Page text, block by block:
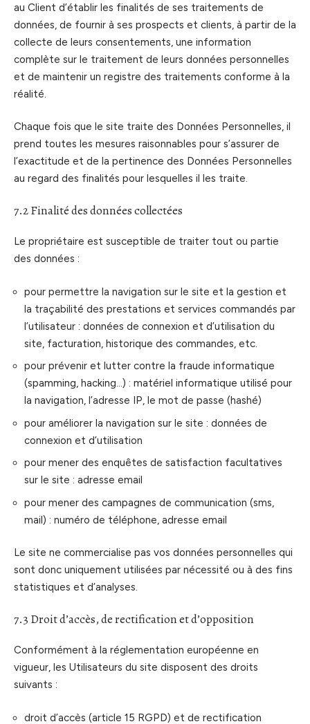
au Client d’établir les finalités de ses traitements de
données, de fournir à ses prospects et clients, à partir de la
collecte de leurs consentements, une information
complète sur le traitement de leurs données personnelles
et de maintenir un registre des traitements conforme à la
réalité.
Chaque fois que le site traite des Données Personnelles, il
prend toutes les mesures raisonnables pour s’assurer de
l’exactitude et de la pertinence des Données Personnelles
au regard des finalités pour lesquelles il les traite.
7.2 Finalité des données collectées
Le propriétaire est susceptible de traiter tout ou partie
des données :
pour permettre la navigation sur le site et la gestion et
la traçabilité des prestations et services commandés par
l’utilisateur : données de connexion et d’utilisation du
site, facturation, historique des commandes, etc.
pour prévenir et lutter contre la fraude informatique
(spamming, hacking…) : matériel informatique utilisé pour
la navigation, l’adresse IP, le mot de passe (hashé)
pour améliorer la navigation sur le site : données de
connexion et d’utilisation
pour mener des enquêtes de satisfaction facultatives
sur le site : adresse email
pour mener des campagnes de communication (sms,
mail) : numéro de téléphone, adresse email
Le site ne commercialise pas vos données personnelles qui
sont donc uniquement utilisées par nécessité ou à des fins
statistiques et d’analyses.
7.3 Droit d’accès, de rectification et d’opposition
Conformément à la réglementation européenne en
vigueur, les Utilisateurs du site disposent des droits
suivants :
droit d’accès (article 15 RGPD) et de rectification